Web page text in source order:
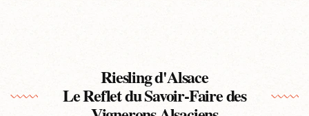
Riesling d'Alsace
Le Reflet du Savoir-Faire des